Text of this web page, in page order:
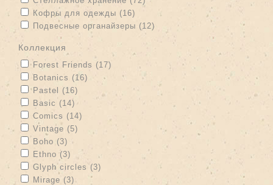
Apply Кофры для одежды filter
Кофры для одежды (16) Apply Кофры для одежды filter
Apply Подвесные органайзеры filter
Подвесные органайзеры (12) Apply Подвесные
органайзеры filter
коллекция
Apply Forest Friends filter
Forest Friends (17) Apply Forest Friends filter
Apply Botanics filter
Botanics (16) Apply Botanics filter
Apply Pastel filter
Pastel (16) Apply Pastel filter
Apply Basic filter
Basic (14) Apply Basic filter
Apply Comics filter
Comics (14)
Apply Vintage filter
Vintage (5) Apply Vintage filter
Apply Boho filter
Boho (3) Apply Boho filter
Apply Ethno filter
Ethno (3) Apply Ethno filter
Apply Glyph circles filter
Glyph circles (3) Apply Glyph circles filter
Apply Mirage filter
Mirage (3) Apply Mirage filter